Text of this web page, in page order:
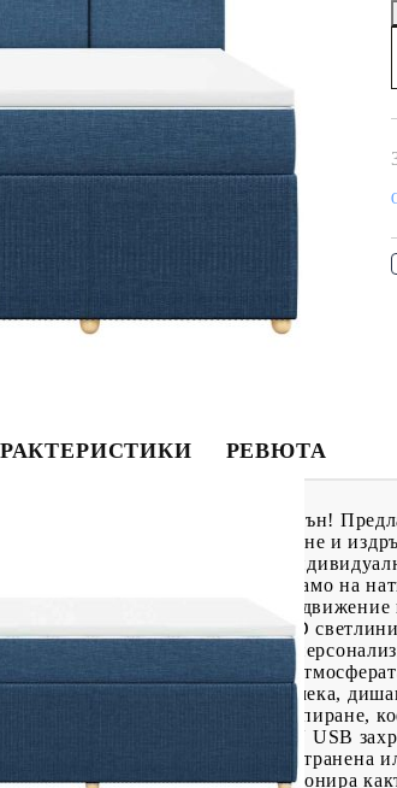
РЕВЮТА
за да се насладите на спокоен сън!
материя съчетава мекота, дишане и
матрак с джоб пружини има
опора, като реагират само на
и намалява прехвърлянето на
тялото индивидуално.LED
се регулират, за да се създаде
и яркостта, за да подобрите
опората и комфорта със своята мека,
му калъф позволява лесно изпиране,
който изисква сертифициран 5V USB
върнат, ако опаковката е отстранена
с USB ще продължи да функционира